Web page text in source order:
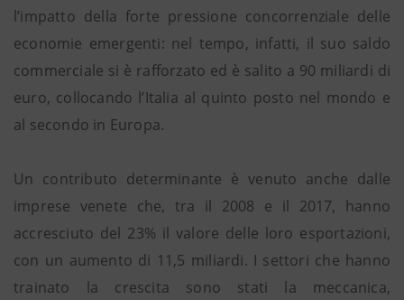
l’impatto della forte pressione concorrenziale delle
economie emergenti: nel tempo, infatti, il suo saldo
commerciale si è rafforzato ed è salito a 90 miliardi di
euro, collocando l’Italia al quinto posto nel mondo e
al secondo in Europa.
Un contributo determinante è venuto anche dalle
imprese venete che, tra il 2008 e il 2017, hanno
accresciuto del 23% il valore delle loro esportazioni,
con un aumento di 11,5 miliardi. I settori che hanno
trainato la crescita sono stati la meccanica,